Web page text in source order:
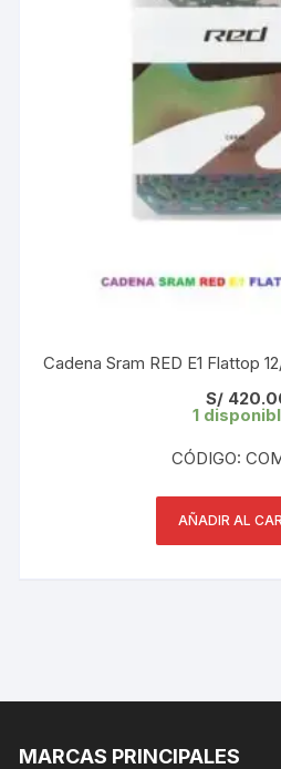
Cadena Sram RED E1 Flattop
S/
1
CÓDIGO:
AÑADIR AL
MARCAS PRINCIPALES